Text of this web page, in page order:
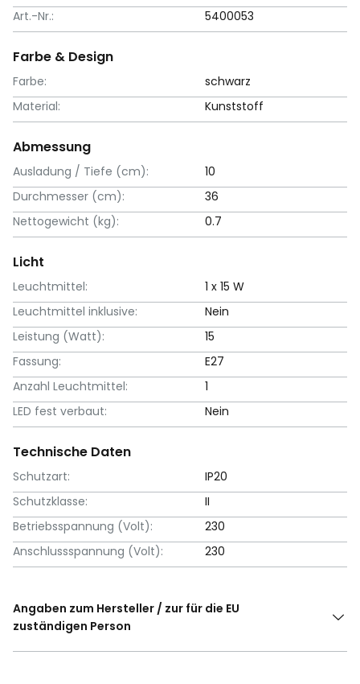
Art.-Nr.:
5400053
Farbe & Design
Farbe:
schwarz
Material:
Kunststoff
Abmessung
Ausladung / Tiefe (cm):
10
Durchmesser (cm):
36
Nettogewicht (kg):
0.7
Licht
Leuchtmittel:
1 x 15 W
Leuchtmittel inklusive:
Nein
Leistung (Watt):
15
Fassung:
E27
Anzahl Leuchtmittel:
1
LED fest verbaut:
Nein
Technische Daten
Schutzart:
IP20
Schutzklasse:
II
Betriebsspannung (Volt):
230
Anschlussspannung (Volt):
230
Angaben zum Hersteller / zur für die EU
zuständigen Person